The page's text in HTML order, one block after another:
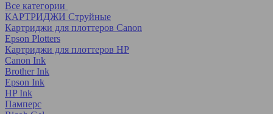
Все категории
КАРТРИДЖИ Струйные
Картриджи для плоттеров Canon
Epson Plotters
Картриджи для плоттеров HP
Canon Ink
Brother Ink
Epson Ink
HP Ink
Памперс